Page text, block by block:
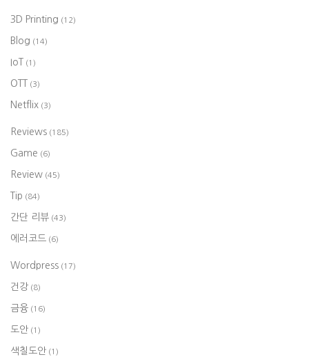
3D Printing (12)
Blog (14)
IoT (1)
OTT (3)
Netflix (3)
Reviews (185)
Game (6)
Review (45)
Tip (84)
간단 리뷰 (43)
에러코드 (6)
Wordpress (17)
건강 (8)
금융 (16)
도안 (1)
색칠도안 (1)